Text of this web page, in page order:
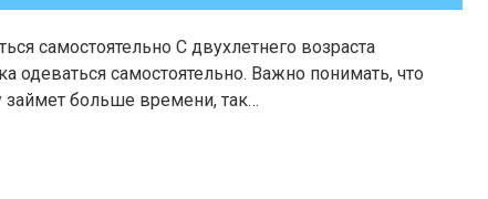
самостоятельно С двухлетнего возраста
одеваться самостоятельно. Важно понимать, что
займет больше времени, так…